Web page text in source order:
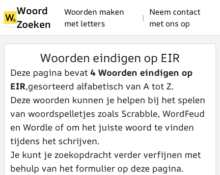
Woord
Zoeken
Woorden maken
met letters
|
Neem contact
met ons op
Woorden eindigen op EIR
Deze pagina bevat 4 Woorden eindigen op
EIR,gesorteerd alfabetisch van A tot Z.
Deze woorden kunnen je helpen bij het spelen
van woordspelletjes zoals Scrabble, WordFeud
en Wordle of om het juiste woord te vinden
tijdens het schrijven.
Je kunt je zoekopdracht verder verfijnen met
behulp van het formulier op deze pagina.